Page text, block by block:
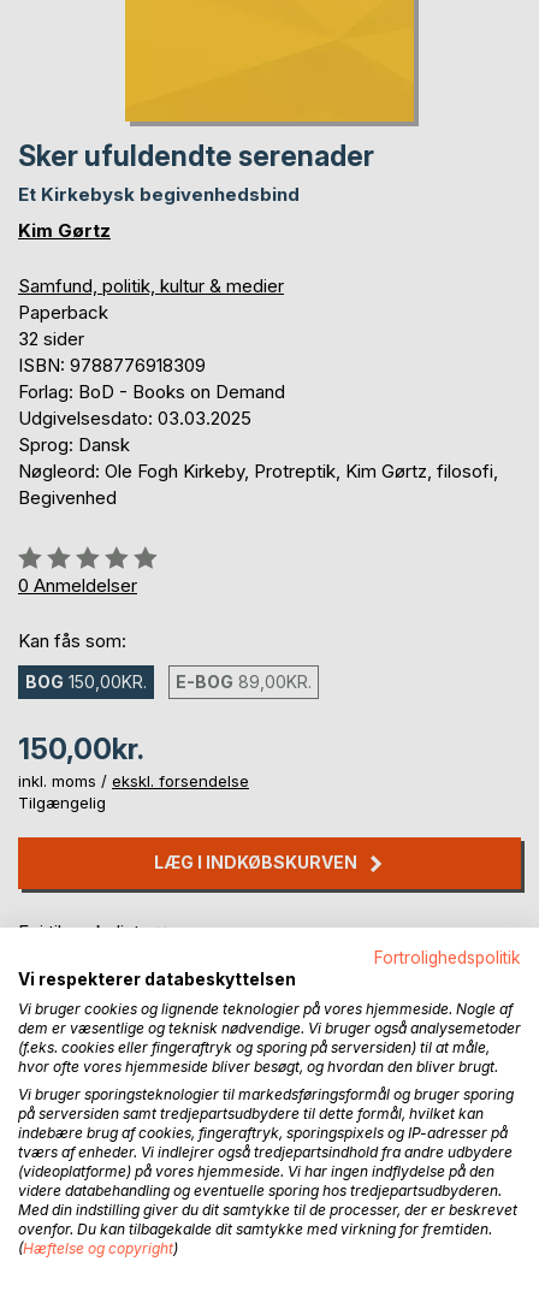
Sker ufuldendte serenader
Et Kirkebysk begivenhedsbind
Kim Gørtz
Samfund, politik, kultur & medier
Paperback
32 sider
ISBN: 9788776918309
Forlag: BoD - Books on Demand
Udgivelsesdato: 03.03.2025
Sprog: Dansk
Nøgleord: Ole Fogh Kirkeby, Protreptik, Kim Gørtz, filosofi,
Begivenhed
Anmeldelse::
0%
0 Anmeldelser
Kan fås som:
BOG 150,00KR. E-BOG 89,00KR.
150,00kr.
inkl. moms / ekskl. forsendelse
Tilgængelig
LÆG I INDKØBSKURVEN
Føj til ønskeliste
BESKRIVELSE
SKER er det tredje bind i sæson 2 i serien: "Ufuldendte
serenader" som udtrykker en læsning af Ole Fogh Kirkebys
forfatterskab; deraf undertitlen: "Et Kirkebysk
Fortrolighedspolitik
Vi respekterer databeskyttelsen
Vi bruger cookies og lignende teknologier på vores hjemmeside. Nogle af
dem er væsentlige og teknisk nødvendige. Vi bruger også analysemetoder
(f.eks. cookies eller fingeraftryk og sporing på serversiden) til at måle,
hvor ofte vores hjemmeside bliver besøgt, og hvordan den bliver brugt.
Vi bruger sporingsteknologier til markedsføringsformål og bruger sporing
på serversiden samt tredjepartsudbydere til dette formål, hvilket kan
indebære brug af cookies, fingeraftryk, sporingspixels og IP-adresser på
tværs af enheder. Vi indlejrer også tredjepartsindhold fra andre udbydere
(videoplatforme) på vores hjemmeside. Vi har ingen indflydelse på den
videre databehandling og eventuelle sporing hos tredjepartsudbyderen.
Med din indstilling giver du dit samtykke til de processer, der er beskrevet
ovenfor. Du kan tilbagekalde dit samtykke med virkning for fremtiden.
(Hæftelse og copyright)